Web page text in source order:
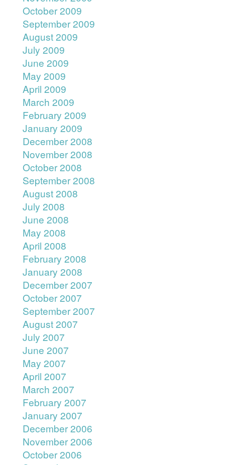
October 2009
September 2009
August 2009
July 2009
June 2009
May 2009
April 2009
March 2009
February 2009
January 2009
December 2008
November 2008
October 2008
September 2008
August 2008
July 2008
June 2008
May 2008
April 2008
February 2008
January 2008
December 2007
October 2007
September 2007
August 2007
July 2007
June 2007
May 2007
April 2007
March 2007
February 2007
January 2007
December 2006
November 2006
October 2006